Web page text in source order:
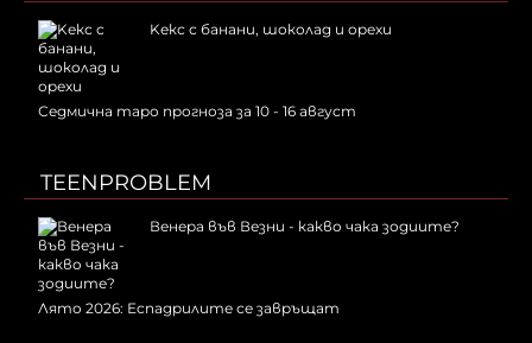
Kекс с банани, шоколад и орехи
Седмична таро прогноза за 10 - 16 август
TEENPROBLEM
Венера във Везни - какво чака зодиите?
Лято 2026: Еспадрилите се завръщат